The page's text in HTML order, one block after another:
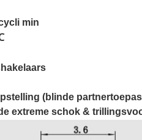
min
(blinde
extreme schok &